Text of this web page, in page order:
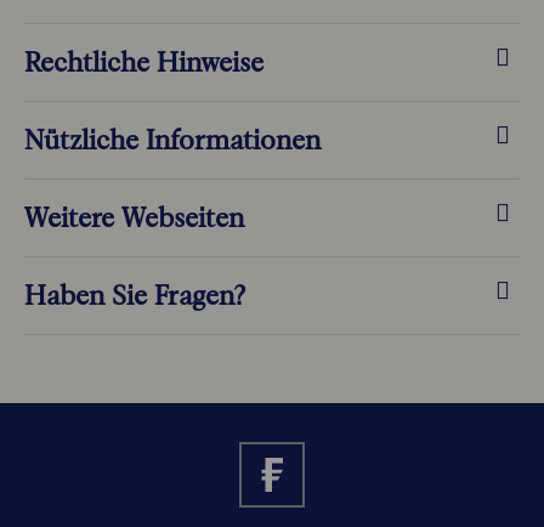
Rechtliche Hinweise
Nützliche Informationen
Weitere Webseiten
Haben Sie Fragen?